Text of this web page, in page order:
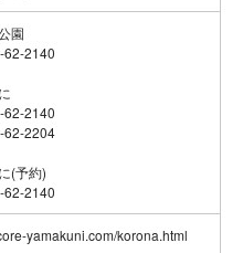
園
62-2140
62-2140
62-2204
(予約)
62-2140
yamakuni.com/korona.html